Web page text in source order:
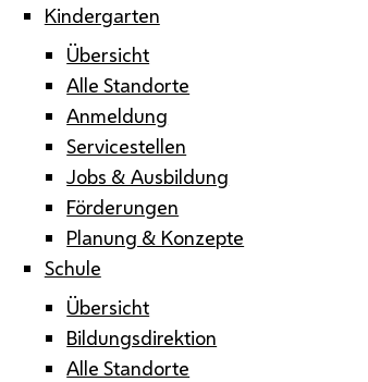
Kindergarten
Übersicht
Alle Standorte
Anmeldung
Servicestellen
Jobs & Ausbildung
Förderungen
Planung & Konzepte
Schule
Übersicht
Bildungsdirektion
Alle Standorte